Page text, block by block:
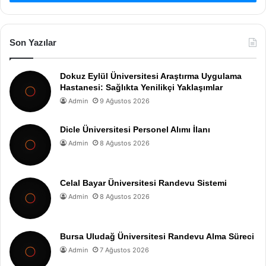
Son Yazılar
Dokuz Eylül Üniversitesi Araştırma Uygulama
Hastanesi: Sağlıkta Yenilikçi Yaklaşımlar
Admin 9 Ağustos 2026
Dicle Üniversitesi Personel Alımı İlanı
Admin 8 Ağustos 2026
Celal Bayar Üniversitesi Randevu Sistemi
Admin 8 Ağustos 2026
Bursa Uludağ Üniversitesi Randevu Alma Süreci
Admin 7 Ağustos 2026